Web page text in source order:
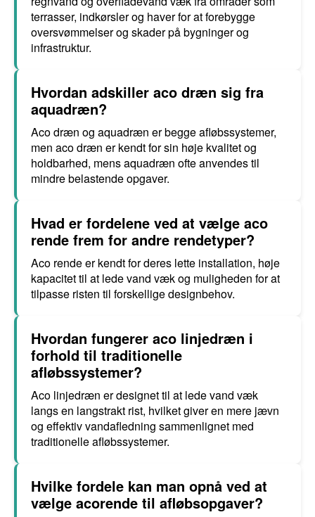
terrasser, indkørsler og haver for at forebygge
oversvømmelser og skader på bygninger og
infrastruktur.
Hvordan adskiller aco dræn sig fra
aquadræn?
Aco dræn og aquadræn er begge afløbssystemer,
men aco dræn er kendt for sin høje kvalitet og
holdbarhed, mens aquadræn ofte anvendes til
mindre belastende opgaver.
Hvad er fordelene ved at vælge aco
rende frem for andre rendetyper?
Aco rende er kendt for deres lette installation, høje
kapacitet til at lede vand væk og muligheden for at
tilpasse risten til forskellige designbehov.
Hvordan fungerer aco linjedræn i
forhold til traditionelle
afløbssystemer?
Aco linjedræn er designet til at lede vand væk
langs en langstrakt rist, hvilket giver en mere jævn
og effektiv vandafledning sammenlignet med
traditionelle afløbssystemer.
Hvilke fordele kan man opnå ved at
vælge acorende til afløbsopgaver?